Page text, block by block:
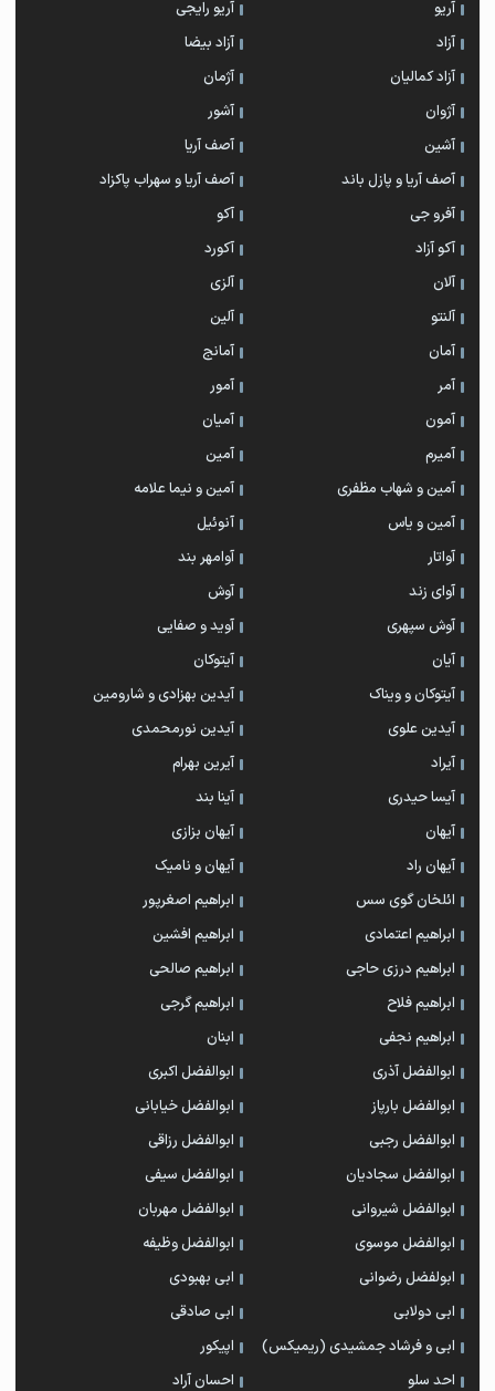
آریو
آریو رایجی
آزاد
آزاد بیضا
آزاد کمالیان
آژمان
آژوان
آشور
آشین
آصف آریا
آصف آریا و پازل باند
آصف آریا و سهراب پاکزاد
آفرو جی
آکو
آکو آزاد
آکورد
آلان
آلزی
آلنتو
آلین
آمان
آمانج
آمر
آمور
آمون
آمیان
آمیرم
آمین
آمین و شهاب مظفری
آمین و نیما علامه
آمین و یاس
آنوئیل
آواتار
آوامهر بند
آوای زند
آوش
آوش سپهری
آوید و صفایی
آیان
آیتوکان
آیتوکان و ویناک
آیدین بهزادی و شارومین
آیدین علوی
آیدین نورمحمدی
آیراد
آیرین بهرام
آیسا حیدری
آینا بند
آیهان
آیهان بزازی
آیهان راد
آیهان و نامیک
ائلخان گوی سس
ابراهیم اصغرپور
ابراهیم اعتمادی
ابراهیم افشین
ابراهیم درزی حاجی
ابراهیم صالحی
ابراهیم فلاح
ابراهیم گرجی
ابراهیم نجفی
ابنان
ابوالفضل آذری
ابوالفضل اکبری
ابوالفضل بارپاز
ابوالفضل خیابانی
ابوالفضل رجبی
ابوالفضل رزاقی
ابوالفضل سجادیان
ابوالفضل سیفی
ابوالفضل شیروانی
ابوالفضل مهربان
ابوالفضل موسوی
ابوالفضل وظیفه
ابولفضل رضوانی
ابی بهبودی
ابی دولابی
ابی صادقی
ابی و فرشاد جمشیدی (ریمیکس)
اپیکور
احد سلو
احسان آراد